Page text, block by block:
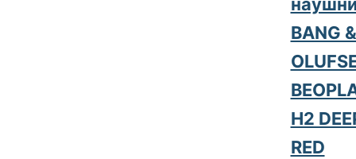
BANG &
H2
RED